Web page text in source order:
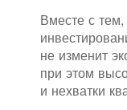
Вместе с
не изменит
при этом
и нехватки